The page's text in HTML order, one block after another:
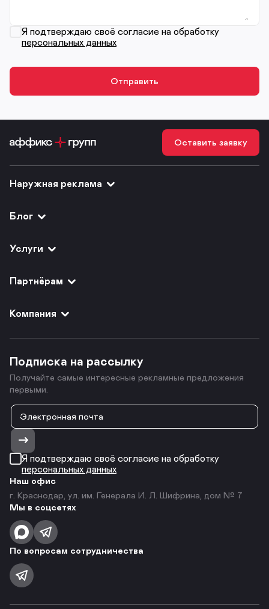
Я подтверждаю своё согласие на обработку
персональных данных
Оставить заявку
Наружная реклама
Блог
Услуги
Партнёрам
Компания
Подписка на рассылку
Получайте самые интересные рекламные предложения
первыми.
Я подтверждаю своё согласие на обработку
персональных данных
Наш офис
г. Краснодар, ул. им. Генерала И. Л. Шифрина, дом № 7
Мы в соцсетях
По вопросам сотрудничества